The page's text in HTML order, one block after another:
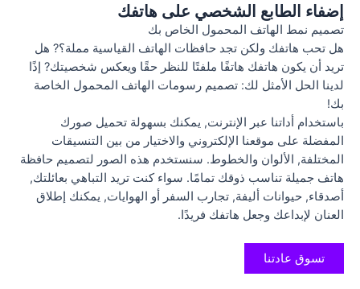
إضفاء الطابع الشخصي على هاتفك
تصميم نمط الهاتف المحمول الخاص بك
هل تحب هاتفك ولكن تجد حافظات الهاتف القياسية مملة؟? هل
تريد أن يكون هاتفك هاتفًا ملفتًا للنظر حقًا ويعكس شخصيتك? إذًا
لدينا الحل الأمثل لك: تصميم رسومات الهاتف المحمول الخاصة
بك!
باستخدام أداتنا عبر الإنترنت, يمكنك بسهولة تحميل صورك
المفضلة على موقعنا الإلكتروني والاختيار من بين التنسيقات
المختلفة, الألوان والخطوط. سنستخدم هذه الصور لتصميم حافظة
هاتف جميلة تناسب ذوقك تمامًا. سواء كنت تريد التباهي بعائلتك,
أصدقاء, حيوانات أليفة, تجارب السفر أو الهوايات, يمكنك إطلاق
العنان لإبداعك وجعل هاتفك فريدًا.
تسوق عادتنا